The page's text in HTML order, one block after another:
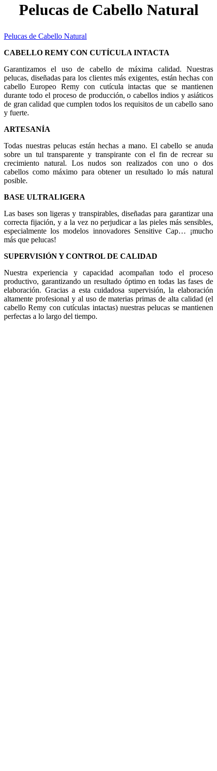
Pelucas de Cabello Natural
Pelucas de Cabello Natural
CABELLO REMY CON CUTÍCULA INTACTA
Garantizamos el uso de cabello de máxima calidad. Nuestras
pelucas, diseñadas para los clientes más exigentes, están hechas con
cabello Europeo Remy con cutícula intactas que se mantienen
durante todo el proceso de producción, o cabellos indios y asiáticos
de gran calidad que cumplen todos los requisitos de un cabello sano
y fuerte.
ARTESANÍA
Todas nuestras pelucas están hechas a mano. El cabello se anuda
sobre un tul transparente y transpirante con el fin de recrear su
crecimiento natural. Los nudos son realizados con uno o dos
cabellos como máximo para obtener un resultado lo más natural
posible.
BASE ULTRALIGERA
Las bases son ligeras y transpirables, diseñadas para garantizar una
correcta fijación, y a la vez no perjudicar a las pieles más sensibles,
especialmente los modelos innovadores Sensitive Cap… ¡mucho
más que pelucas!
SUPERVISIÓN Y CONTROL DE CALIDAD
Nuestra experiencia y capacidad acompañan todo el proceso
productivo, garantizando un resultado óptimo en todas las fases de
elaboración. Gracias a esta cuidadosa supervisión, la elaboración
altamente profesional y al uso de materias primas de alta calidad (el
cabello Remy con cutículas intactas) nuestras pelucas se mantienen
perfectas a lo largo del tiempo.